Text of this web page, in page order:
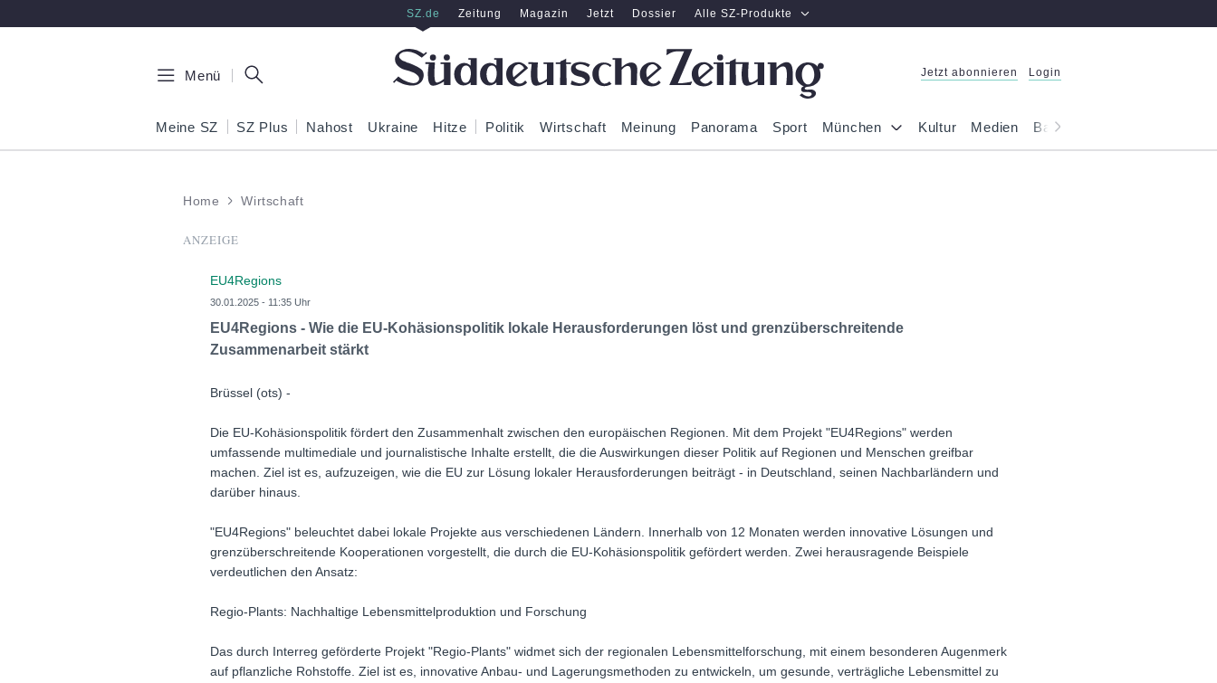
SZ.de Zeitung Magazin Jetzt Dossier Alle SZ-Produkte
Menü Jetzt abonnieren Login
Meine SZ SZ Plus Nahost Ukraine Hitze Politik Wirtschaft Meinung Panorama Sport München Kultur Medien Bayern
Home Wirtschaft
ANZEIGE
EU4Regions
30.01.2025 - 11:35 Uhr
EU4Regions - Wie die EU-Kohäsionspolitik lokale Herausforderungen löst und grenzüberschreitende
Zusammenarbeit stärkt
Brüssel (ots) -
Die EU-Kohäsionspolitik fördert den Zusammenhalt zwischen den europäischen Regionen. Mit dem Projekt "EU4Regions" werden
umfassende multimediale und journalistische Inhalte erstellt, die die Auswirkungen dieser Politik auf Regionen und Menschen greifbar
machen. Ziel ist es, aufzuzeigen, wie die EU zur Lösung lokaler Herausforderungen beiträgt - in Deutschland, seinen Nachbarländern und
darüber hinaus.
"EU4Regions" beleuchtet dabei lokale Projekte aus verschiedenen Ländern. Innerhalb von 12 Monaten werden innovative Lösungen und
grenzüberschreitende Kooperationen vorgestellt, die durch die EU-Kohäsionspolitik gefördert werden. Zwei herausragende Beispiele
verdeutlichen den Ansatz:
Regio-Plants: Nachhaltige Lebensmittelproduktion und Forschung
Das durch Interreg geförderte Projekt "Regio-Plants" widmet sich der regionalen Lebensmittelforschung, mit einem besonderen Augenmerk
auf pflanzliche Rohstoffe. Ziel ist es, innovative Anbau- und Lagerungsmethoden zu entwickeln, um gesunde, verträgliche Lebensmittel zu